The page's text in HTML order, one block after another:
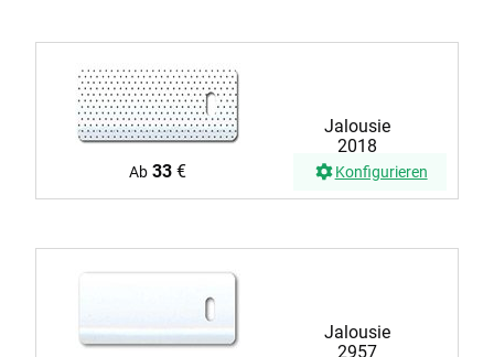
Jalousie
2018
Ab 33€ Konfigurieren
Jalousie
2957